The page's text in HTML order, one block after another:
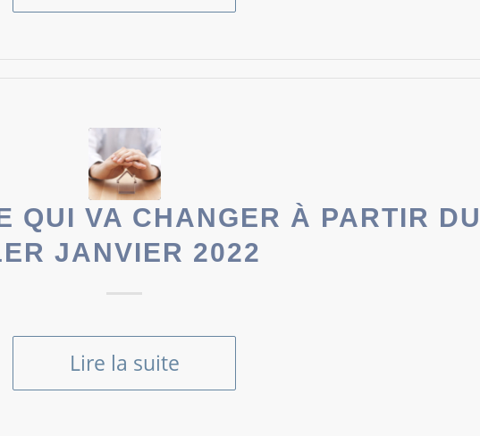
QUI VA CHANGER À PARTIR DU
JANVIER 2022
Lire la suite